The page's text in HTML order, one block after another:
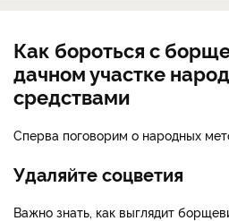
Как бороться с
дачном участке
средствами
Сперва поговорим о народных
Удаляйте соцветия
Важно знать, как выглядит